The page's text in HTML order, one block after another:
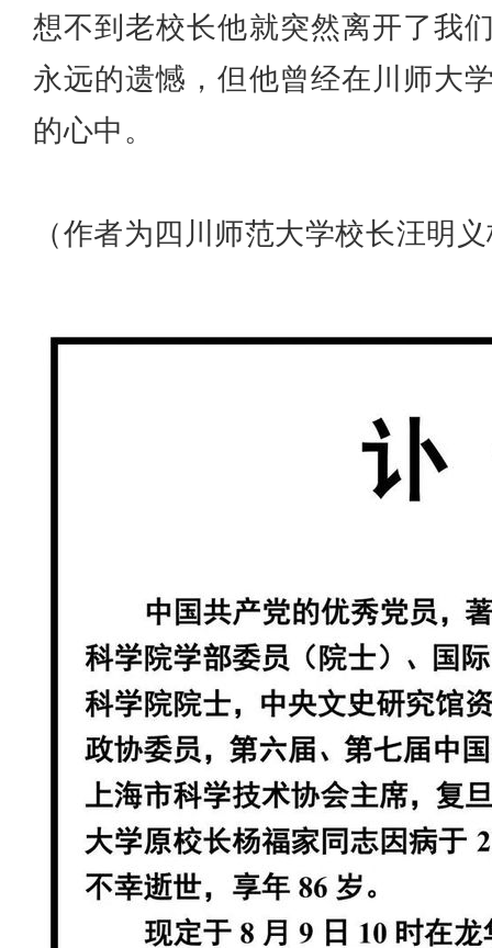
想不到老校长他就突然离开了我
永远的遗憾，但他曾经在川师大
的心中。
（作者为四川师范大学校长汪明